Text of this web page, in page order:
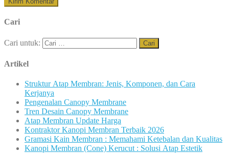
Cari
Cari untuk:
Artikel
Struktur Atap Membran: Jenis, Komponen, dan Cara
Kerjanya
Pengenalan Canopy Membrane
Tren Desain Canopy Membrane
Atap Membran Update Harga
Kontraktor Kanopi Membran Terbaik 2026
Gramasi Kain Membran : Memahami Ketebalan dan Kualitas
Kanopi Membran (Cone) Kerucut : Solusi Atap Estetik